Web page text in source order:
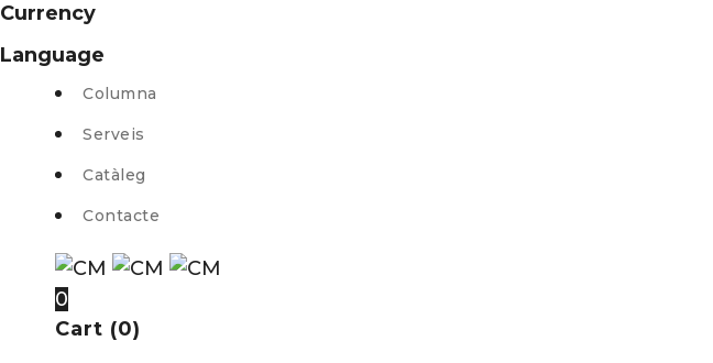
Currency
Language
Columna
Serveis
Catàleg
Contacte
0
Cart (0)